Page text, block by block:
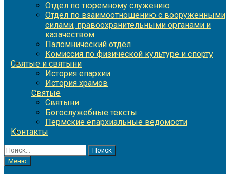
Отдел по тюремному служению
Отдел по взаимоотношению с вооруженными
силами, правоохранительными органами и
казачеством
Паломнический отдел
Комиссия по физической культуре и спорту
Святые и святыни
История епархии
История храмов
Святые
Святыни
Богослужебные тексты
Пермские епархиальные ведомости
Контакты
Найти:
Меню